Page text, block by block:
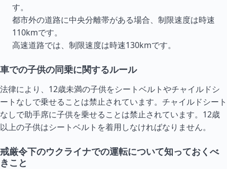
す。
都市外の道路に中央分離帯がある場合、制限速度は時速
110kmです。
高速道路では、制限速度は時速130kmです。
車での子供の同乗に関するルール
法律により、12歳未満の子供をシートベルトやチャイルドシ
ートなしで乗せることは禁止されています。チャイルドシート
なしで助手席に子供を乗せることは禁止されています。12歳
以上の子供はシートベルトを着用しなければなりません。
戒厳令下のウクライナでの運転について知っておくべ
きこと